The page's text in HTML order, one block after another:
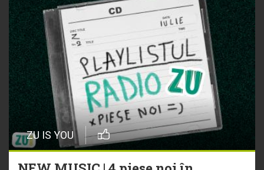
ZU IS YOU